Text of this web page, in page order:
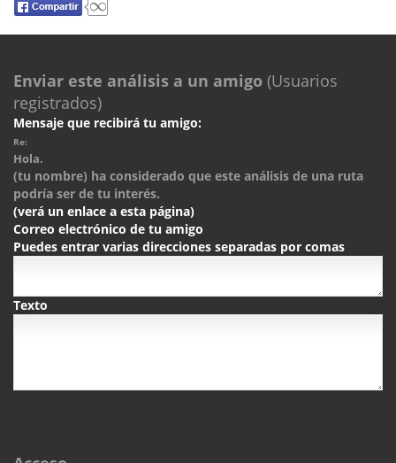
Enviar este análisis a un amigo (Usuarios
registrados)
Mensaje que recibirá tu amigo:
Re:
Hola.
(tu nombre) ha considerado que este análisis de una ruta
podría ser de tu interés.
(verá un enlace a esta página)
Correo electrónico de tu amigo
Puedes entrar varias direcciones separadas por comas
Texto